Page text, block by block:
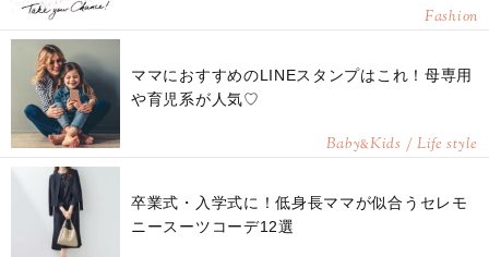
Fashion
ママにおすすめのLINEスタンプはこれ！母専用
や育児系が人気♡
Baby&Kids / Life style
卒業式・入学式に！低身長ママが似合うセレモ
ニースーツコーデ12選